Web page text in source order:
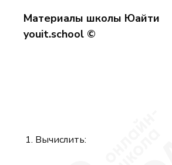
Материалы школы Юайти
youit.school ©
Вычислить: